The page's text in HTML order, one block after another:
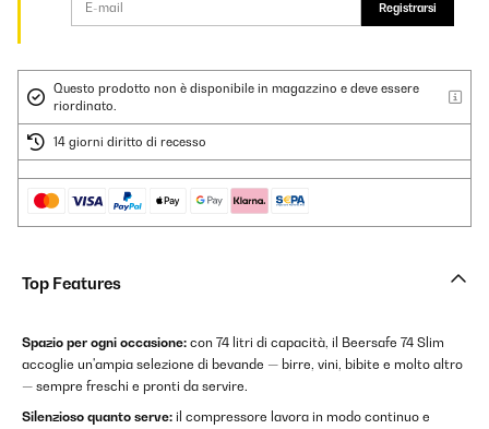
Registrarsi
Questo prodotto non è disponibile in magazzino e deve essere
riordinato.
14 giorni diritto di recesso
Top Features
Spazio per ogni occasione: con 74 litri di capacità, il Beersafe 74 Slim
accoglie un'ampia selezione di bevande — birre, vini, bibite e molto altro
— sempre freschi e pronti da servire.
Silenzioso quanto serve: il compressore lavora in modo continuo e